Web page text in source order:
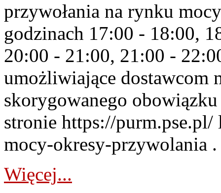
przywołania na rynku
godzinach 17:00 - 18:00,
20:00 - 21:00, 21:00 -
umożliwiające dostawcom
skorygowanego
stronie https://
mocy-okresy-przywolania
Więcej...